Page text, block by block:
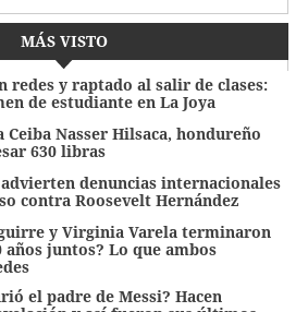
MÁS VISTO
redes y raptado al salir de clases:
de estudiante en La Joya
Ceiba Nasser Hilsaca, hondureño
630 libras
denuncias internacionales
contra Roosevelt Hernández
y Virginia Varela terminaron
años juntos? Lo que ambos
el padre de Messi? Hacen